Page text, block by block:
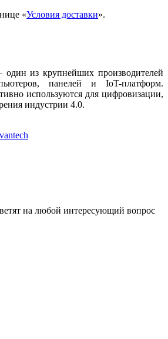
«Условия доставки».
один из крупнейших производителей
панелей и IoT-платформ.
используются для цифровизации,
индустрии 4.0.
на любой интересующий вопрос